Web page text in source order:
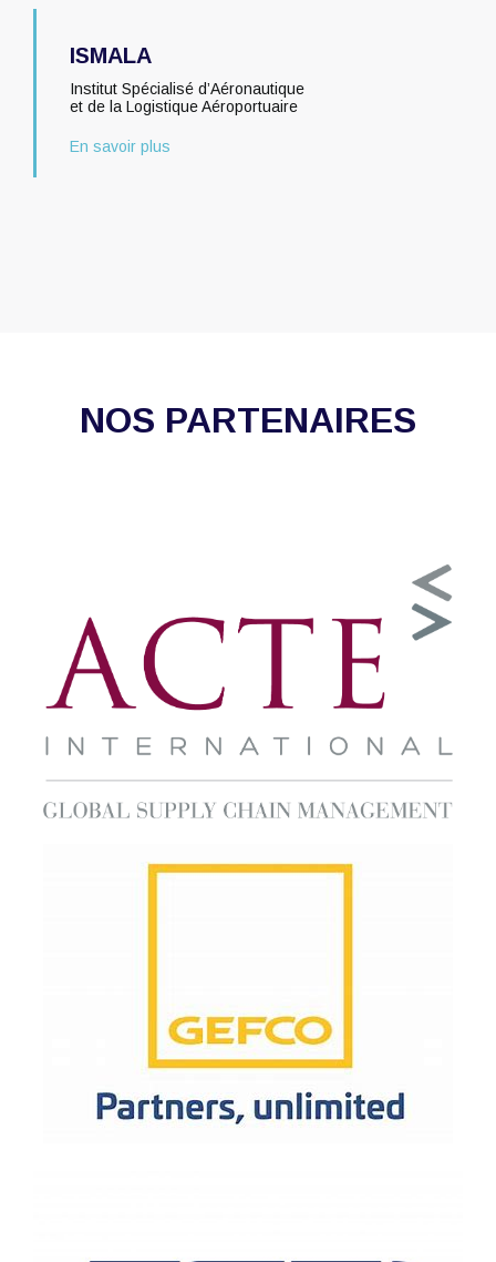
ISMALA
Institut Spécialisé d’Aéronautique
et de la Logistique Aéroportuaire
En savoir plus
NOS PARTENAIRES